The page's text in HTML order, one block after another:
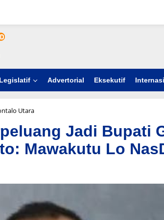
Legislatif Advertorial Eksekutif
Utara
m
a
D
a
e
p
Jadi Bupati
Mawakutu Lo